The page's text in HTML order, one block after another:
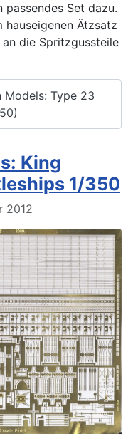
Set dazu.
hauseigenen Ätzsatz
die Spritzgussteile
Models: Type 23
King
1/350
2012